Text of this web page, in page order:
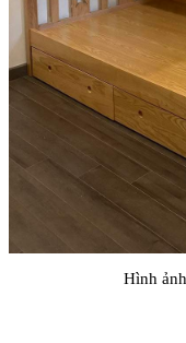
Hình